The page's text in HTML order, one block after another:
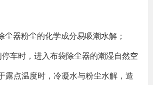
尘器粉尘的化学成分易吸潮水解；
车时，进入布袋除尘器的潮湿自然空
露点温度时，冷凝水与粉尘水解，造